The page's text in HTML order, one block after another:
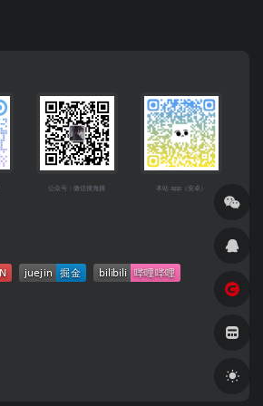
公众号：微信搜海拥 本站 app（安卓）